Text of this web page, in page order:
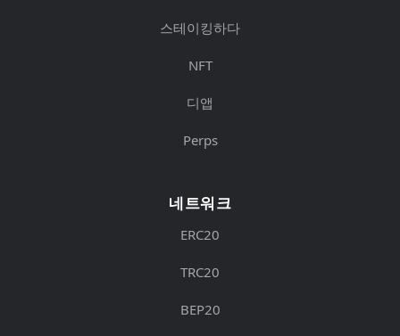
스테이킹하다
NFT
디앱
Perps
네트워크
ERC20
TRC20
BEP20